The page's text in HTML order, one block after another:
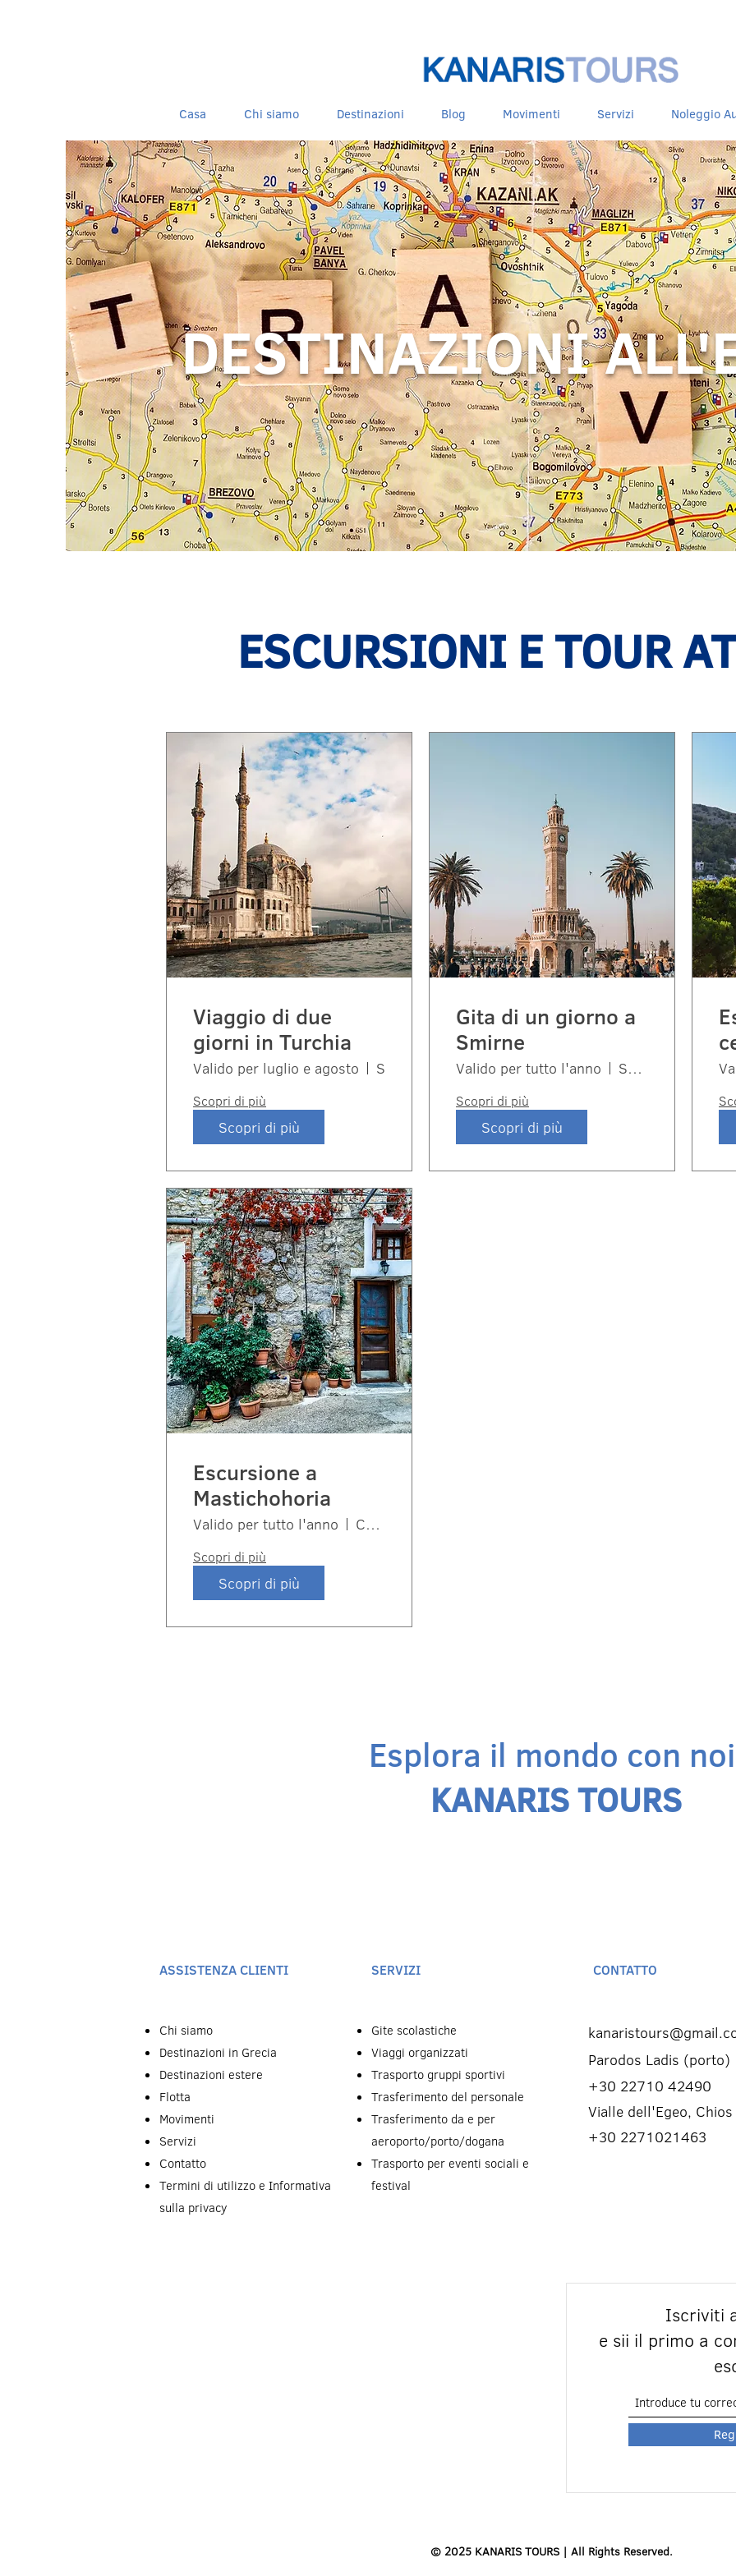
Casa Chi siamo Destinazioni Blog Movimenti Servizi Noleggio
DESTINAZIONI
ESCURSIONI E TOUR
Viaggio di due
giorni in Turchia
Valido per luglio e agosto
Scopri di più
Scopri di più
Gita di un giorno a
Smirne
Valido per tutto l'anno Smirne
Scopri di più
Scopri di più
Escursione a
Mastichohoria
Valido per tutto l'anno Chios
Scopri di più
Scopri di più
Esplora il mondo con
KANARIS ΤOURS
ASSISTENZA CLIENTI
Chi siamo
Destinazioni in Grecia
Destinazioni estere
Flotta
Movimenti
Servizi
Contatto
Termini di utilizzo e Informativa
sulla privacy
SERVIZI
Gite scolastiche
Viaggi organizzati
Trasporto gruppi sportivi
Trasferimento del personale
Trasferimento da e per
aeroporto/porto/dogana
Trasporto per eventi sociali e
festival
CONTATTO
Parodos Ladis (porto)
+30 22710 42490
Vialle dell'Egeo, Chios
+30 2271021463
Iscriviti
e sii il primo a
© 2025 KANARIS TOURS | All Rights Reserved.